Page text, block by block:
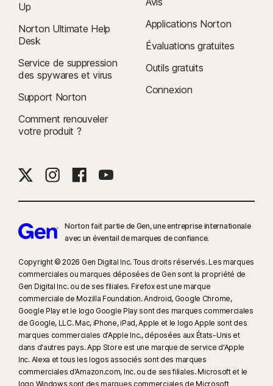
Up
Norton Ultimate Help
Desk
Service de suppression
des spywares et virus
Support Norton
Comment renouveler
votre produit ?
Applications Norton
Évaluations gratuites
Outils gratuits
Connexion
Norton fait partie de Gen, une entreprise internationale
avec un éventail de marques de confiance.​
Copyright © 2026 Gen Digital Inc. Tous droits réservés. Les marques
commerciales ou marques déposées de Gen sont la propriété de
Gen Digital Inc. ou de ses filiales. Firefox est une marque
commerciale de Mozilla Foundation. Android, Google Chrome,
Google Play et le logo Google Play sont des marques commerciales
de Google, LLC. Mac, iPhone, iPad, Apple et le logo Apple sont des
marques commerciales d'Apple Inc., déposées aux États-Unis et
dans d'autres pays. App Store est une marque de service d'Apple
Inc. Alexa et tous les logos associés sont des marques
commerciales d'Amazon.com, Inc. ou de ses filiales. Microsoft et le
logo Windows sont des marques commerciales de Microsoft